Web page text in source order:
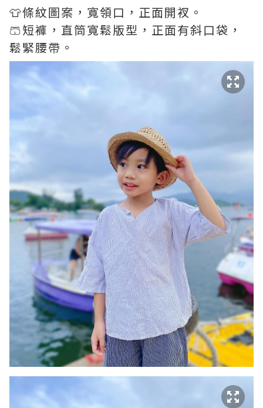
👕條紋圖案，寬領口，正面開衩。
🩳短褲，直筒寬鬆版型，正面有斜口袋，
鬆緊腰帶。